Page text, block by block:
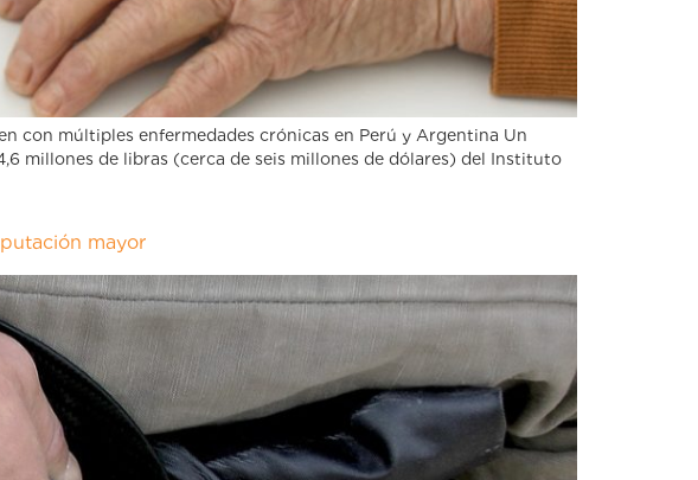
con múltiples enfermedades crónicas en Perú y Argentina Un
millones de libras (cerca de seis millones de dólares) del Instituto
mayor